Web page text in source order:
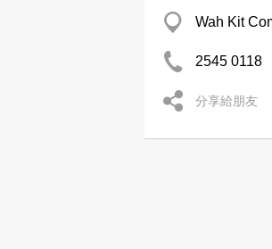
Wah Kit
2545 0118
分享給朋友